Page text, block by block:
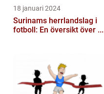
18 januari 2024
Surinams herrlandslag i
fotboll: En översikt över ...